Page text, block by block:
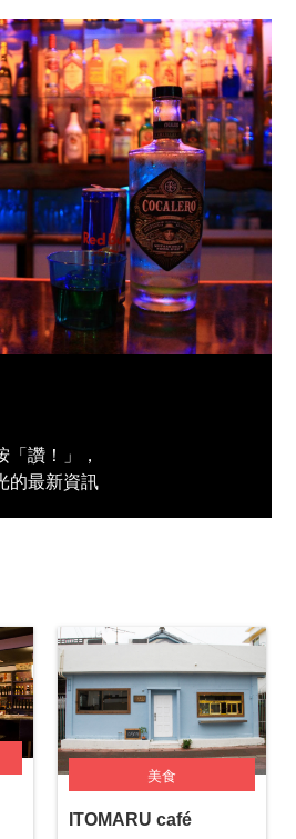
「讚！」，
的最新資訊
美食
ITOMARU café